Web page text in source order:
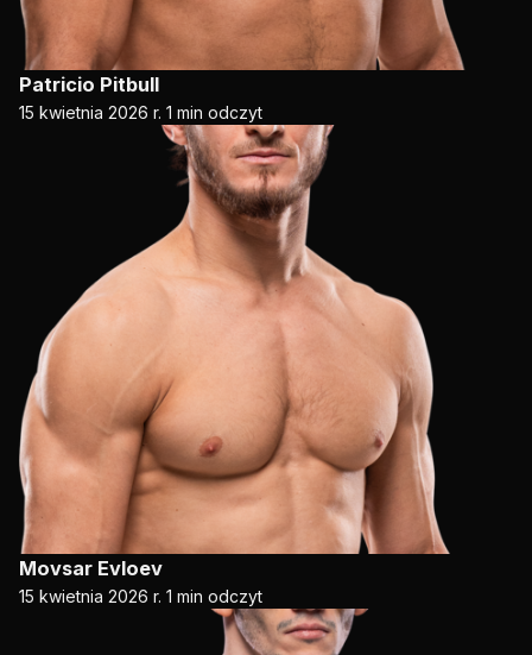
Patricio Pitbull
15 kwietnia 2026 r. 1 min odczyt
Movsar Evloev
15 kwietnia 2026 r. 1 min odczyt